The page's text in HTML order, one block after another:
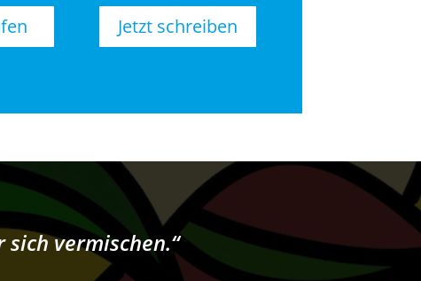
Jetzt schreiben
vermischen.“